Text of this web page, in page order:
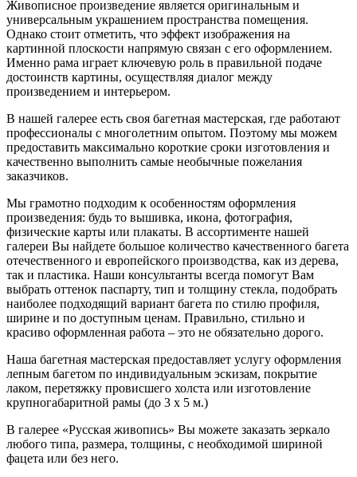
Живописное произведение является оригинальным и
универсальным украшением пространства помещения.
Однако стоит отметить, что эффект изображения на
картинной плоскости напрямую связан с его оформлением.
Именно рама играет ключевую роль в правильной подаче
достоинств картины, осуществляя диалог между
произведением и интерьером.
В нашей галерее есть своя багетная мастерская, где работают
профессионалы с многолетним опытом. Поэтому мы можем
предоставить максимально короткие сроки изготовления и
качественно выполнить самые необычные пожелания
заказчиков.
Мы грамотно подходим к особенностям оформления
произведения: будь то вышивка, икона, фотография,
физические карты или плакаты. В ассортименте нашей
галереи Вы найдете большое количество качественного багета
отечественного и европейского производства, как из дерева,
так и пластика. Наши консультанты всегда помогут Вам
выбрать оттенок паспарту, тип и толщину стекла, подобрать
наиболее подходящий вариант багета по стилю профиля,
ширине и по доступным ценам. Правильно, стильно и
красиво оформленная работа – это не обязательно дорого.
Наша багетная мастерская предоставляет услугу оформления
лепным багетом по индивидуальным эскизам, покрытие
лаком, перетяжку провисшего холста или изготовление
крупногабаритной рамы (до 3 х 5 м.)
В галерее «Русская живопись» Вы можете заказать зеркало
любого типа, размера, толщины, с необходимой шириной
фацета или без него.